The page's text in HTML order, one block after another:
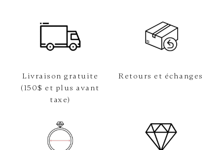
Livraison gratuite
(150$ et plus avant
taxe)
Retours et échanges